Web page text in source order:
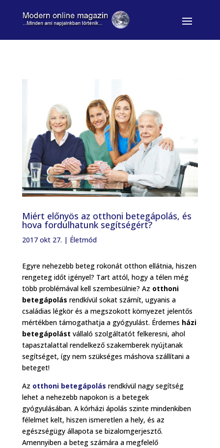
Miért előnyös az otthoni betegápolás, és
hova fordulhatunk segítségért?
2017 okt 27. | Életmód
Egyre nehezebb beteg rokonát otthon ellátnia, hiszen
rengeteg időt igényel? Tart attól, hogy a télen még
több problémával kell szembesülnie? Az otthoni
betegápolás rendkívül sokat számít, ugyanis a
családias légkör és a megszokott környezet jelentős
mértékben támogathatja a gyógyulást. Érdemes házi
betegápolást vállaló szolgáltatót felkeresni, ahol
tapasztalattal rendelkező szakemberek nyújtanak
segítséget, így nem szükséges máshova szállítani a
beteget!
Az otthoni betegápolás rendkívül nagy segítség
lehet a nehezebb napokon is a betegek
gyógyulásában. A kórházi ápolás szinte mindenkiben
félelmet kelt, hiszen ismeretlen a hely, és az
egészségügy állapota se bizalomgerjesztő.
Amennyiben a beteg számára a megfelelő